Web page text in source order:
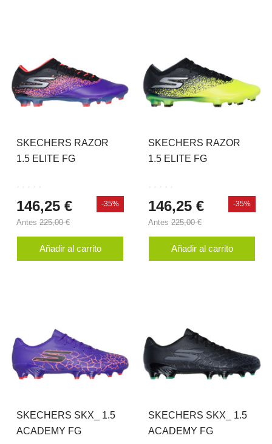
SKECHERS RAZOR
1.5 ELITE FG
146,25 €
Antes 225,00 €
-35%
Añadir al carrito
SKECHERS RAZOR
1.5 ELITE FG
146,25 €
Antes 225,00 €
-35%
Añadir al carrito
SKECHERS SKX_ 1.5
ACADEMY FG
SKECHERS SKX_ 1.5
ACADEMY FG